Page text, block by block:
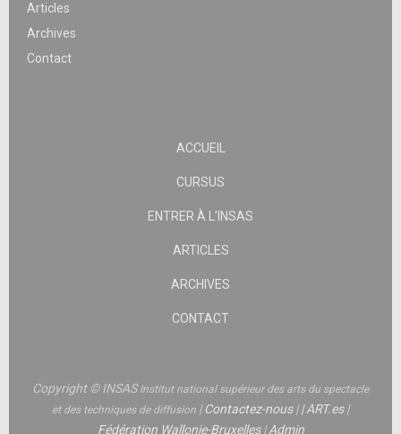
Articles
Archives
Contact
ACCUEIL
CURSUS
ENTRER À L’INSAS
ARTICLES
ARCHIVES
CONTACT
Copyright © INSASInstitut national supérieur des arts du spectacle
et des techniques de diffusion |Contactez-nous||ART.es|
Fédération Wallonie-Bruxelles|Admin